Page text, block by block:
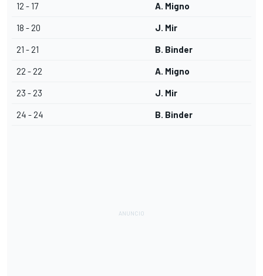
12 - 17 A. Migno
18 - 20 J. Mir
21 - 21 B. Binder
22 - 22 A. Migno
23 - 23 J. Mir
24 - 24 B. Binder